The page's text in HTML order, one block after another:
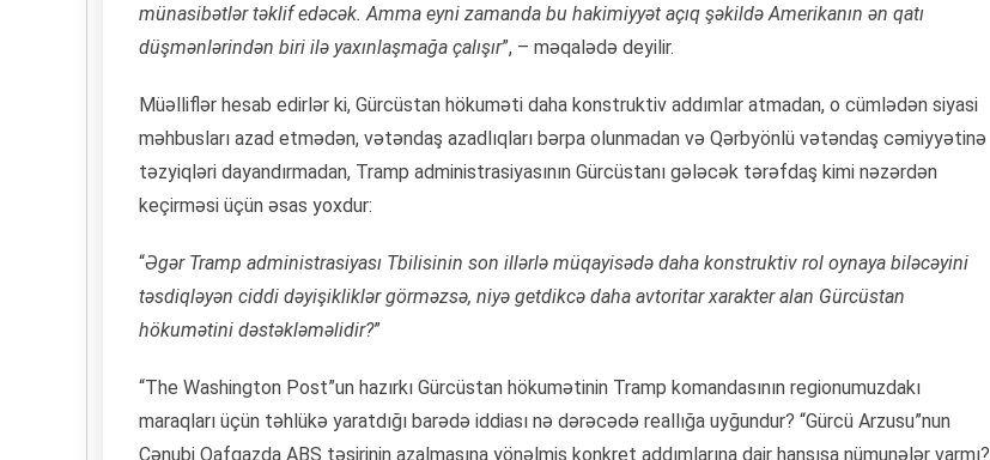
münasibətlər təklif edəcək. Amma eyni zamanda bu hakimiyyət açıq şəkildə Amerikanın ən qatı
düşmənlərindən biri ilə yaxınlaşmağa çalışır”, – məqalədə deyilir.
Müəlliflər hesab edirlər ki, Gürcüstan hökuməti daha konstruktiv addımlar atmadan, o cümlədən siyasi
məhbusları azad etmədən, vətəndaş azadlıqları bərpa olunmadan və Qərbyönlü vətəndaş cəmiyyətinə
təzyiqləri dayandırmadan, Tramp administrasiyasının Gürcüstanı gələcək tərəfdaş kimi nəzərdən
keçirməsi üçün əsas yoxdur:
“Əgər Tramp administrasiyası Tbilisinin son illərlə müqayisədə daha konstruktiv rol oynaya biləcəyini
təsdiqləyən ciddi dəyişikliklər görməzsə, niyə getdikcə daha avtoritar xarakter alan Gürcüstan
hökumətini dəstəkləməlidir?”
“The Washington Post”un hazırkı Gürcüstan hökumətinin Tramp komandasının regionumuzdakı
maraqları üçün təhlükə yaratdığı barədə iddiası nə dərəcədə reallığa uyğundur? “Gürcü Arzusu”nun
Cənubi Qafqazda ABŞ təsirinin azalmasına yönəlmiş konkret addımlarına dair hansısa nümunələr varmı?